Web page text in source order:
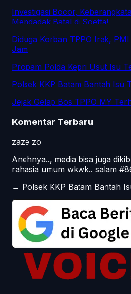
Investigasi Bocor,
Mendadak Batal di Soetta!
Diduga Korban TPPO Irak,
Jam
Propam Polda Kepri Usut Isu
Polsek KKP Batam Bantah Isu
Jejak Gelap Bos TPPO MY
Komentar Terbaru
zaze zo
Anehnya.., media bisa juga
rahasia umum wkwk.. salam
→ Polsek KKP Batam Bantah